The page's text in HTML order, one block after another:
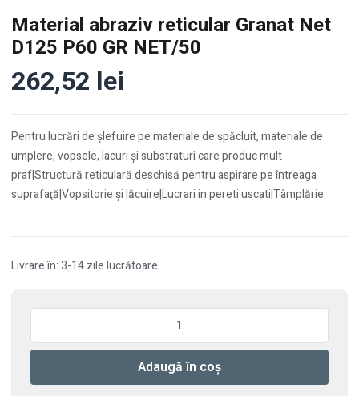
Material abraziv reticular Granat Net
D125 P60 GR NET/50
262,52 lei
Pentru lucrări de şlefuire pe materiale de şpăcluit, materiale de
umplere, vopsele, lacuri şi substraturi care produc mult
praf|Structură reticulară deschisă pentru aspirare pe întreaga
suprafaţă|Vopsitorie şi lăcuire|Lucrari in pereti uscati|Tâmplărie
Livrare în: 3-14 zile lucrătoare
abraziv
Granat
Adaugă în coș